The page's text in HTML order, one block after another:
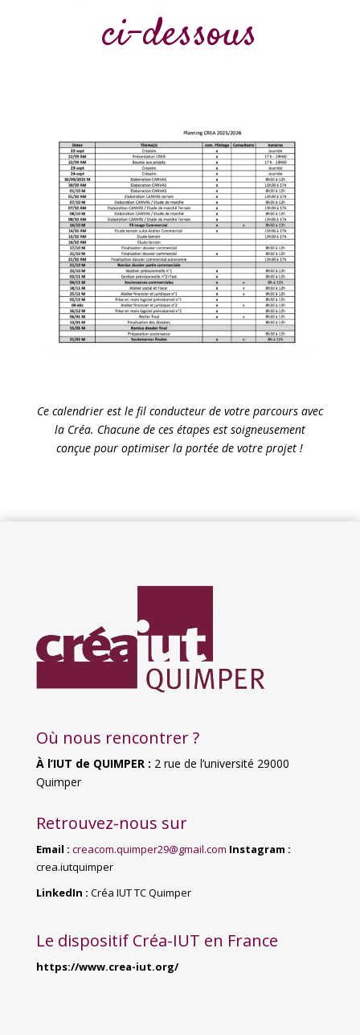
ci-dessous
Ce calendrier est le fil conducteur de votre parcours avec
la Créa. Chacune de ces étapes est soigneusement
conçue pour optimiser la portée de votre projet !
Où nous rencontrer ?
À l’IUT de QUIMPER : 2 rue de l’université 29000
Quimper
Retrouvez-nous sur
Email : creacom.quimper29@gmail.com Instagram :
crea.iutquimper
LinkedIn : Créa IUT TC Quimper
Le dispositif Créa-IUT en France
https://www.crea-iut.org/